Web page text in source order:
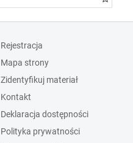
Rejestracja
Mapa strony
Zidentyfikuj materiał
Kontakt
Deklaracja dostępności
Polityka prywatności